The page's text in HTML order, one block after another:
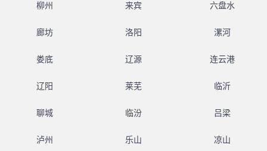
柳州 来宾 六盘水
廊坊 洛阳 漯河
娄底 辽源 连云港
辽阳 莱芜 临沂
聊城 临汾 吕梁
泸州 乐山 凉山